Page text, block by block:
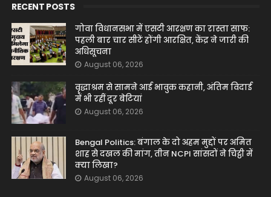
RECENT POSTS
गोवा विधानसभा में एसटी आरक्षण का रास्ता साफ:
पहली बार चार सीटें होंगी आरक्षित, केंद्र ने जारी की
अधिसूचना
August 06, 2026
वृद्धाश्रम से सामने आई भावुक कहानी, अंतिम विदाई
में भी रहीं दूर बेटियां
August 06, 2026
Bengal Politics: बंगाल के दो अहम मुद्दों पर अमित
शाह से दखल की मांग, तीन NCPI सांसदों ने चिट्ठी में
क्या लिखा?
August 06, 2026